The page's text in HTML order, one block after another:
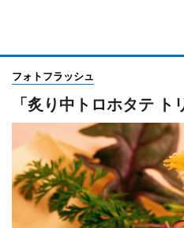
フォトフラッシュ
「炙り中トロホタテ